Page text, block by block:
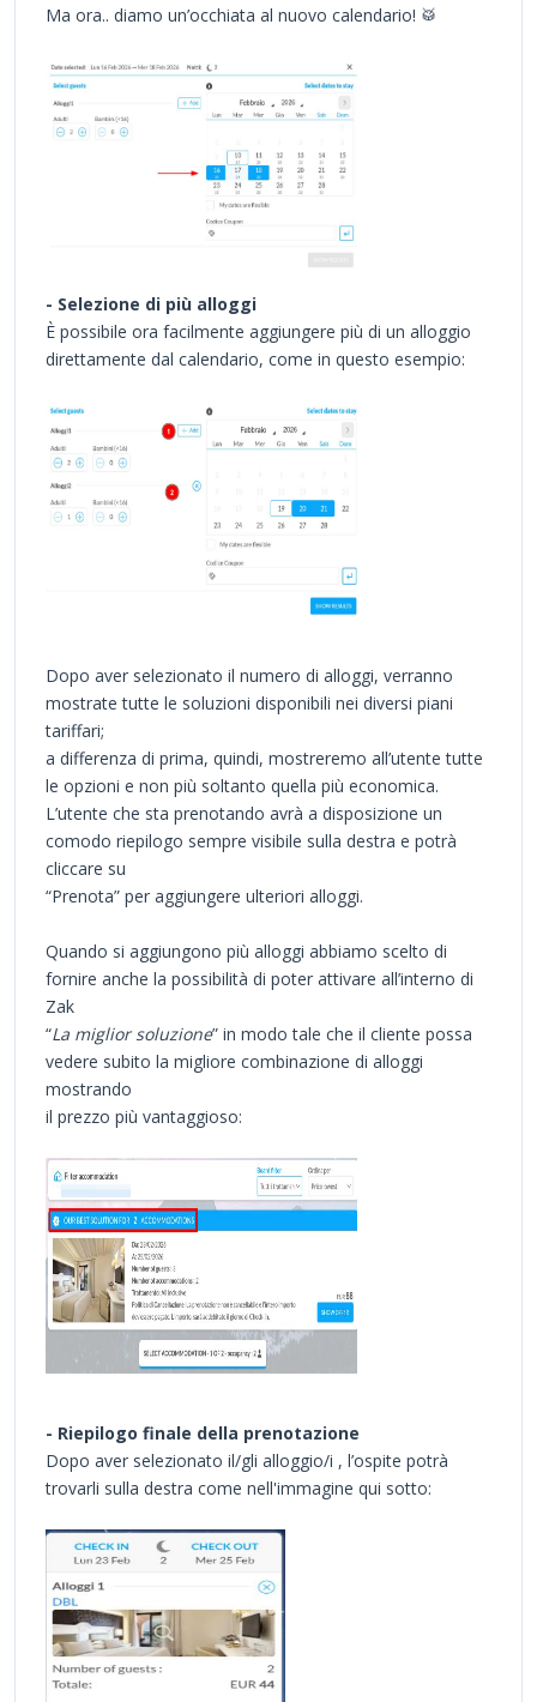
Ma ora.. diamo un’occhiata al nuovo calendario! 🥁
- Selezione di più alloggi
È possibile ora facilmente aggiungere più di un alloggio
direttamente dal calendario, come in questo esempio:
Dopo aver selezionato il numero di alloggi, verranno
mostrate tutte le soluzioni disponibili nei diversi piani
tariffari;
a differenza di prima, quindi, mostreremo all’utente tutte
le opzioni e non più soltanto quella più economica.
L’utente che sta prenotando avrà a disposizione un
comodo riepilogo sempre visibile sulla destra e potrà
cliccare su
“Prenota” per aggiungere ulteriori alloggi.
Quando si aggiungono più alloggi abbiamo scelto di
fornire anche la possibilità di poter attivare all’interno di
Zak
“La miglior soluzione” in modo tale che il cliente possa
vedere subito la migliore combinazione di alloggi
mostrando
il prezzo più vantaggioso:
- Riepilogo finale della prenotazione
Dopo aver selezionato il/gli alloggio/i , l’ospite potrà
trovarli sulla destra come nell'immagine qui sotto: